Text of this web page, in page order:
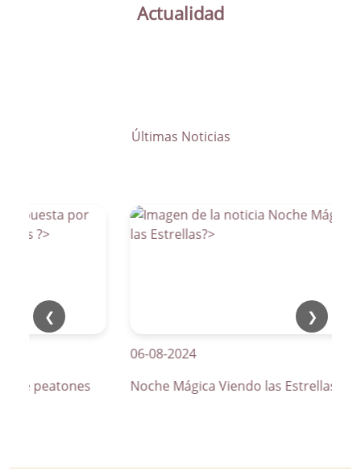
Actualidad
Últimas Noticias
❮ ❯
de peatones
06-08-2024
Noche Mágica Viendo las Estrellas